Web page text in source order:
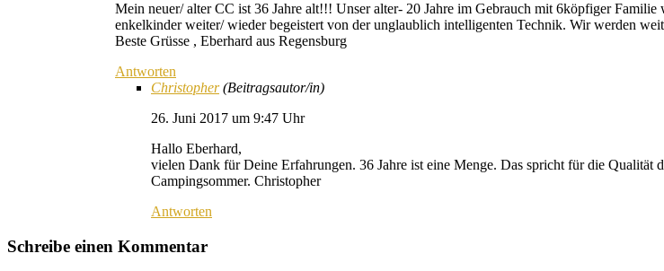
Mein neuer/ alter CC ist 36 Jahre alt!!! Unser alter- 20 Jahre im Gebrauch mit 6köpfiger
enkelkinder weiter/ wieder begeistert von der unglaublich intelligenten Technik. Wir werden
Beste Grüsse , Eberhard aus Regensburg
Antworten
Christopher (Beitragsautor/in)
26. Juni 2017 um 9:47 Uhr
Hallo Eberhard,
vielen Dank für Deine Erfahrungen. 36 Jahre ist eine Menge. Das spricht für die Qualität
Campingsommer. Christopher
Antworten
Schreibe einen Kommentar